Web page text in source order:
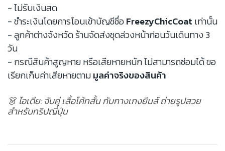
- ไม่รับเงินสด
- ชำระเงินโดยการโอนเข้าบัญชีชื่อFreezyChicCoat เท่านั้น
- ลูกค้าต่างจังหวัด ร้านจัดส่งชุดล่วงหน้าก่อนวันเดินทาง 3
วัน
- กรณีสินค้าสูญหาย หรือเสียหายหนัก ไม่สามารถซ่อมได้ ขอ
เรียกเก็บค่าเสียหายตามมูลค่าจริงของสินค้า
👗 ไอเดีย: จับคู่ เสื้อโค้ทสั้น กับกางเกงยีนส์ ถ่ายรูปสวย
สำหรับทริปญี่ปุ่น